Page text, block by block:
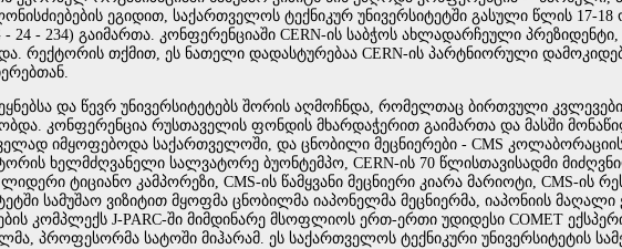
ეგიდით, საქართველოს ტექნიკურ უნივერსიტეტში გასული წლის
- 234) გაიმართა. კონფერენციაში CERN-ის საბჭოს ახლადარჩეული
რექტორის თქმით, ეს ნათელი დადასტურებაა CERN-ის პარტნიორული
და წევრ უნივერსიტეტებს შორის აღმოჩნდა, რომელთაც ბირთვული
კონფერენცია რუსთაველის ფონდის მხარდაჭერით გაიმართა და მასში
იმყოფებოდა საქართველოში, და ცნობილი მეცნიერები - CMS კოლაბორაციის
ხელმძღვანელი სალვატორე ბუონტემპო, CERN-ის 70 წლისთავისადმი
ტიციანო კამპორეზი, CMS-ის წამყვანი მეცნიერი კიარა მარიოტი, CMS-
სამუშაო ვიზიტით მყოფმა ცნობილმა იაპონელმა მეცნიერმა, იაპონიის
კომპლექს J-PARC-ში მიმდინარე მსოფლიოს ერთ-ერთი უდიდესი COMET
პროფესორმა სატოში მიჰარამ. ეს საქართველოს ტექნიკური უნივერსიტეტის